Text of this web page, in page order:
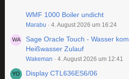
WMF 1000 Boiler undicht
Marabu 4. August 2026 um 16:24
Sage Oracle Touch - Wasser
Heißwasser Zulauf
Wakeman 4. August 2026 um 12:41
Display CTL636ES6/06